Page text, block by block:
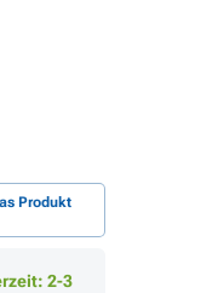
Produkt
2-3